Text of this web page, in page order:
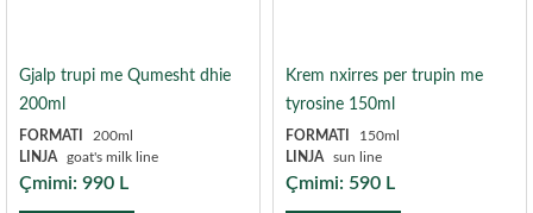
Gjalp trupi me Qumesht dhie
200ml
FORMATI
200ml
LINJA
goat's milk line
Çmimi: 990 L
Krem nxirres per trupin me
tyrosine 150ml
FORMATI
150ml
LINJA
sun line
Çmimi: 590 L